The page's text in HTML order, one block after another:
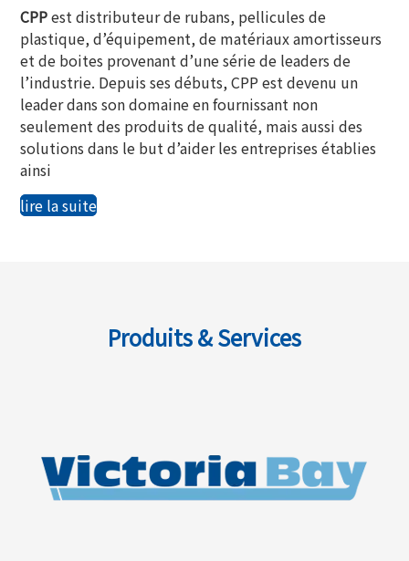
CPPest distributeur de rubans, pellicules de
plastique, d’équipement, de matériaux amortisseurs
et de boites provenant d’une série de leaders de
l’industrie. Depuis ses débuts, CPP est devenu un
leader dans son domaine en fournissant non
seulement des produits de qualité, mais aussi des
solutions dans le but d’aider les entreprises établies
ainsi
lire la suite
Produits & Services